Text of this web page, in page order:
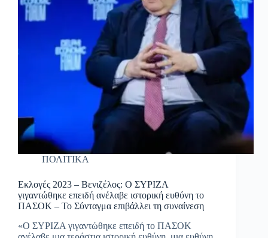
ΠΟΛΙΤΙΚΑ
Εκλογές 2023 – Βενιζέλος: Ο ΣΥΡΙΖΑ
γιγαντώθηκε επειδή ανέλαβε ιστορική ευθύνη το
ΠΑΣΟΚ – Το Σύνταγμα επιβάλλει τη συναίνεση
«Ο ΣΥΡΙΖΑ γιγαντώθηκε επειδή το ΠΑΣΟΚ